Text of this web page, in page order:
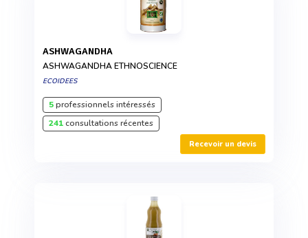
ASHWAGANDHA
ASHWAGANDHA ETHNOSCIENCE
ECOIDEES
5professionnels intéressés
241consultations récentes
Recevoir un devis